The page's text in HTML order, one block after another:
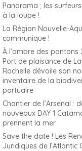
Panorama ; les
à la loupe !
La Région Nouvelle-
communique !
À l’ombre des pontons
Port de plaisance de La
Rochelle dévoile son
inventaire de la
portuaire
Chantier de l’Arsenal :
nouveaux DAY 1
prennent la mer
Save the date ! Les
Juridiques de l’Atlantic